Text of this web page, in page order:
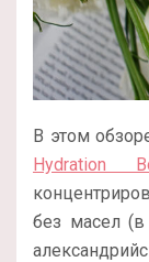
В этом
Hydration
без масел